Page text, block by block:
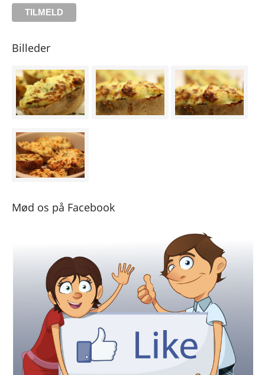
Billeder
Mød os på Facebook